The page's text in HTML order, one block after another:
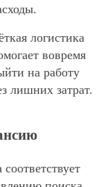
логистика
вовремя
на работу
лишних затрат.